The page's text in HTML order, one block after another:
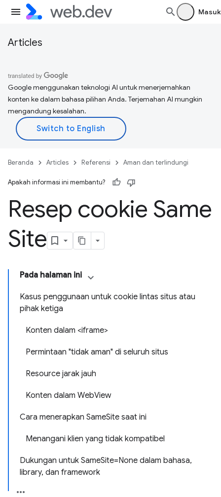
Masuk
Articles
Google menggunakan teknologi AI untuk menerjemahkan
konten ke dalam bahasa pilihan Anda. Terjemahan AI mungkin
mengandung kesalahan.
Beranda Articles Referensi Aman dan terlindungi
Apakah informasi ini membantu?
Resep cookie Same
Site
Pada halaman ini
Kasus penggunaan untuk cookie lintas situs atau
pihak ketiga
Konten dalam <iframe>
Permintaan "tidak aman" di seluruh situs
Resource jarak jauh
Konten dalam WebView
Cara menerapkan SameSite saat ini
Menangani klien yang tidak kompatibel
Dukungan untuk SameSite=None dalam bahasa,
library, dan framework